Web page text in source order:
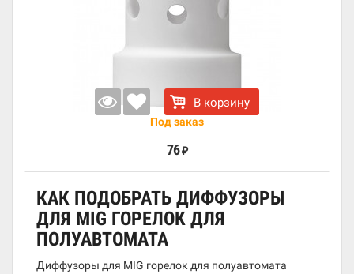
В корзину
Под заказ
76 ₽
КАК ПОДОБРАТЬ ДИФФУЗОРЫ
ДЛЯ MIG ГОРЕЛОК ДЛЯ
ПОЛУАВТОМАТА
Диффузоры для MIG горелок для полуавтомата